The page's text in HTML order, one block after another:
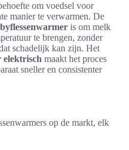
om voedsel voor
manier te verwarmen. De
is om melk
te brengen, zonder
schadelijk kan zijn. Het
elektrisch maakt het proces
sneller en consistenter
op de markt, elk